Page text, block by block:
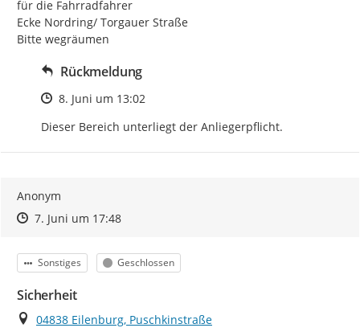
für die Fahrradfahrer
Ecke Nordring/ Torgauer Straße
Bitte wegräumen
Rückmeldung
Zeitpunkt des Erstellens
8. Juni um 13:02
Dieser Bereich unterliegt der Anliegerpflicht.
Anonym
Zeitpunkt des Erstellens
Zeitpunkt des Erstellens
7. Juni um 17:48Zur Äußerung
Kategorie
Sonstiges Status
Geschlossen
Sicherheit
Ort
04838 Eilenburg, Puschkinstraße